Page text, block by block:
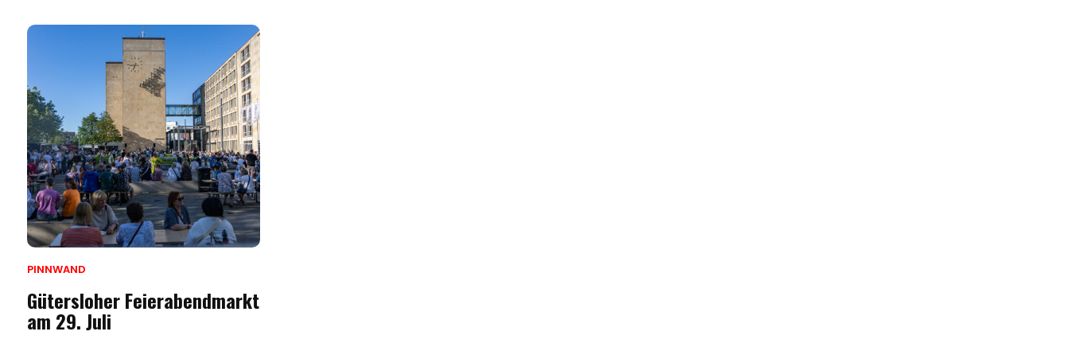
PINNWAND
Gütersloher Feierabendmarkt
am 29. Juli